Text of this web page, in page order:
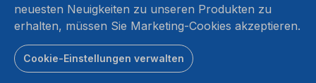
neuesten Neuigkeiten zu unseren Produkten zu
erhalten, müssen Sie Marketing-Cookies akzeptieren.
Cookie-Einstellungen verwalten